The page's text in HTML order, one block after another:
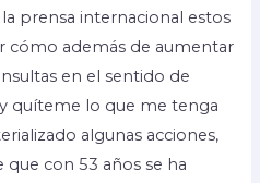
prensa internacional estos
cómo además de aumentar
en el sentido de
quíteme lo que me tenga
algunas acciones,
con 53 años se ha